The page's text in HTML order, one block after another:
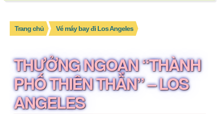
Trang chủ Vé máy bay đi Los Angeles
THƯỞNG NGOẠN “THÀNH
PHỐ THIÊN THẦN” – LOS
ANGELES